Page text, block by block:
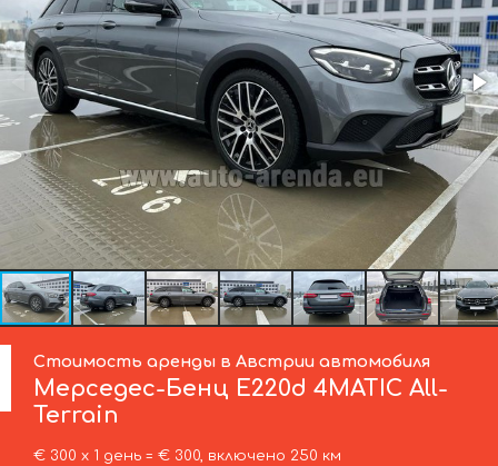
Стоимость аренды в Австрии автомобиля
Мерседес-Бенц E220d 4MATIC All-
Terrain
€ 300 х 1 день = € 300, включено 250 км